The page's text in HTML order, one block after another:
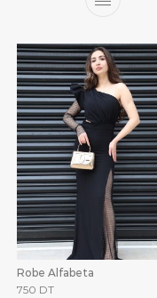
Robe Alfabeta
750 DT